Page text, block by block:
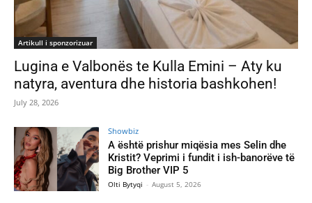
Artikull i sponzorizuar
Lugina e Valbonës te Kulla Emini – Aty ku
natyra, aventura dhe historia bashkohen!
July 28, 2026
Showbiz
A është prishur miqësia mes Selin dhe
Kristit? Veprimi i fundit i ish-banorëve të
Big Brother VIP 5
Olti Bytyqi - August 5, 2026